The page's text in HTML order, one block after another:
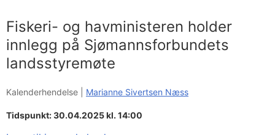
Fiskeri- og havministeren holder
innlegg på Sjømannsforbundets
landsstyremøte
Kalenderhendelse | Marianne Sivertsen Næss
Tidspunkt: 30.04.2025 kl. 14:00